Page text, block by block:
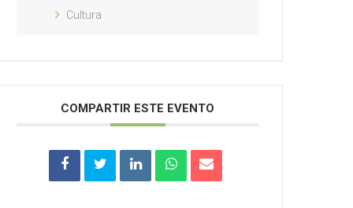
Cultura
COMPARTIR ESTE EVENTO